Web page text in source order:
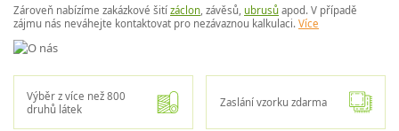
Zároveň nabízíme zakázkové šití záclon , závěsů, ubrusů apod. V případě
zájmu nás neváhejte kontaktovat pro nezávaznou kalkulaci. Více
Výběr z více než 800
druhů látek
Zaslání vzorku zdarma